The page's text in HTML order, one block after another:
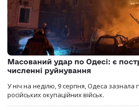
Масований удар по Одесі: є
численні руйнування
У ніч на неділю, 9 серпня, Одеса зазнала
російських окупаційних військ.